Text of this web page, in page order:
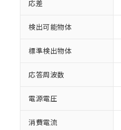
応差
検出可能物体
標準検出物体
応答周波数
電源電圧
消費電流